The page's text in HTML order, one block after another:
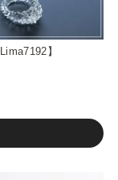
Lima7192